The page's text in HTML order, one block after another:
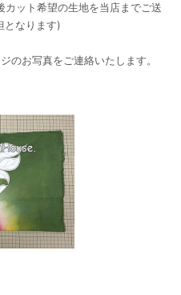
ット希望の生地を当店までご送
となります)
のお写真をご連絡いたします。